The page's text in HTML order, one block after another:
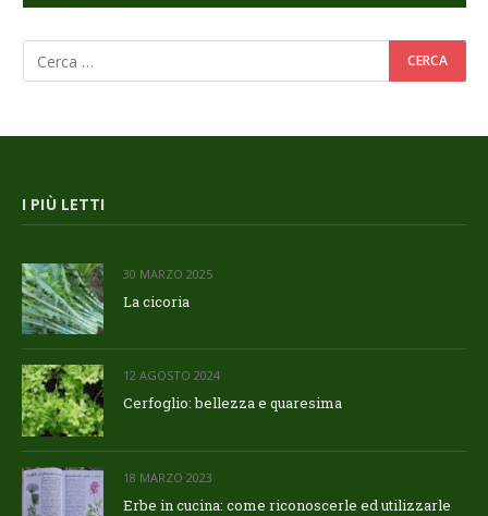
I PIÙ LETTI
30 MARZO 2025
La cicoria
12 AGOSTO 2024
Cerfoglio: bellezza e quaresima
18 MARZO 2023
Erbe in cucina: come riconoscerle ed utilizzarle